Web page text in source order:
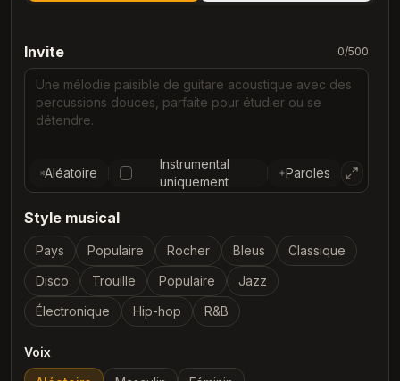
Invite 0/500
Aléatoire
Instrumental
uniquement
Paroles
Style musical
Pays Populaire Rocher Bleus
Classique
Disco
Trouille Populaire
Jazz
Électronique
Hip-hop R&B
Voix